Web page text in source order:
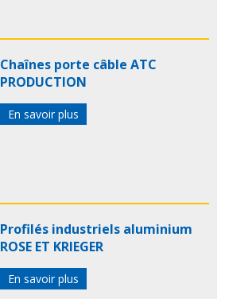
Chaînes porte câble ATC
PRODUCTION
En savoir plus
Profilés industriels aluminium
ROSE ET KRIEGER
En savoir plus